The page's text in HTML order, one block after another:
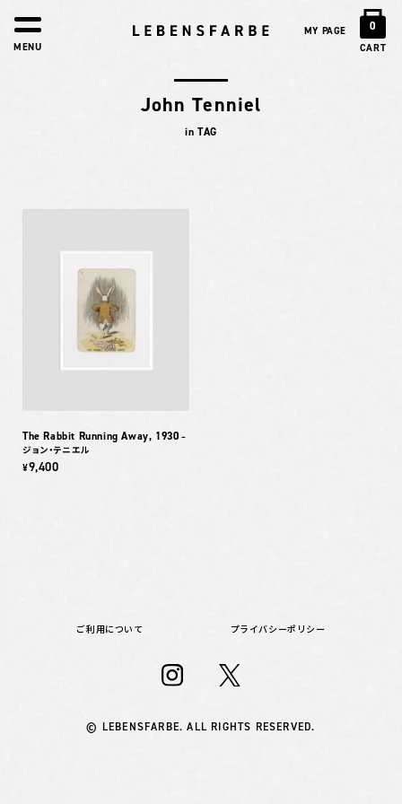
MY PAGE 0
CART
MENU
John Tenniel
in TAG
The Rabbit Running Away, 1930 –
ジョン・テニエル
¥9,400
ご利用について プライバシーポリシー
© LEBENSFARBE. ALL RIGHTS RESERVED.